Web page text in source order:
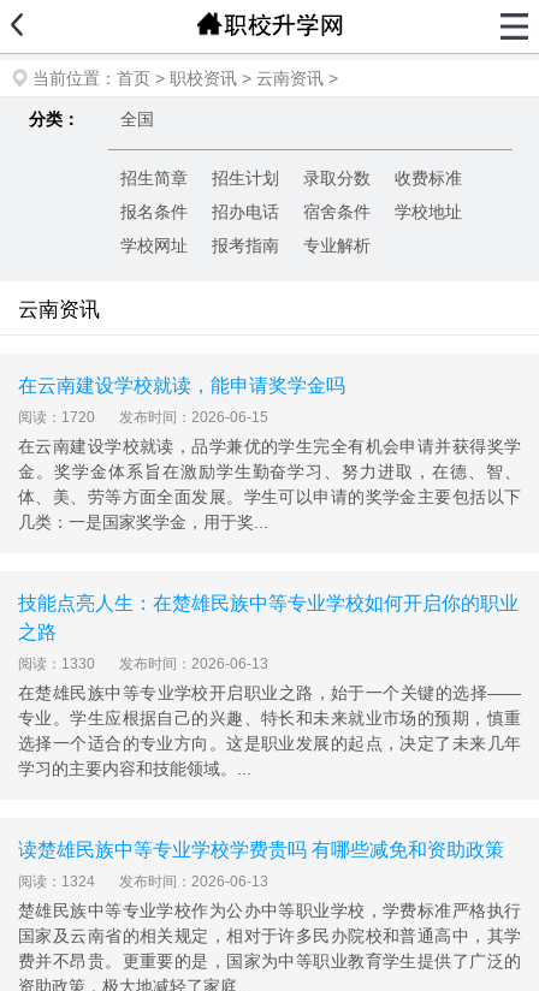
当前位置： 首页 > 职校资讯 > 云南资讯 >
分类： 全国
招生简章 招生计划 录取分数
收费标准
报名条件
招办电话 宿舍条件
学校地址
学校网址
报考指南 专业解析
云南资讯
在云南建设学校就读，能申请奖学金吗
阅读：1720 发布时间：2026-06-15
在云南建设学校就读，品学兼优的学生完全有机会申请并获得奖学
金。奖学金体系旨在激励学生勤奋学习、努力进取，在德、智、
体、美、劳等方面全面发展。学生可以申请的奖学金主要包括以下
几类：一是国家奖学金，用于奖...
技能点亮人生：在楚雄民族中等专业学校如何开启你的职业
之路
阅读：1330 发布时间：2026-06-13
在楚雄民族中等专业学校开启职业之路，始于一个关键的选择——
专业。学生应根据自己的兴趣、特长和未来就业市场的预期，慎重
选择一个适合的专业方向。这是职业发展的起点，决定了未来几年
学习的主要内容和技能领域。...
读楚雄民族中等专业学校学费贵吗 有哪些减免和资助政策
阅读：1324 发布时间：2026-06-13
楚雄民族中等专业学校作为公办中等职业学校，学费标准严格执行
国家及云南省的相关规定，相对于许多民办院校和普通高中，其学
费并不昂贵。更重要的是，国家为中等职业教育学生提供了广泛的
资助政策，极大地减轻了家庭...